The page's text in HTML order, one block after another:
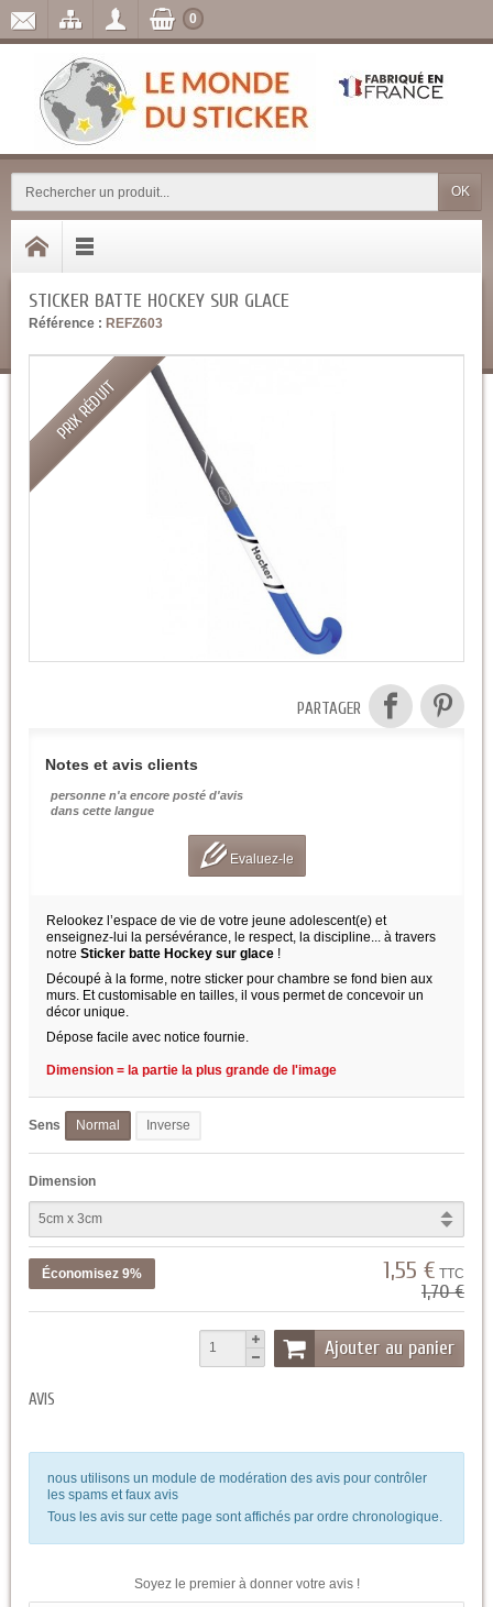
OK
0
STICKER BATTE HOCKEY SUR GLACE
Référence : REFZ603
PRIX RÉDUIT
PARTAGER
Notes et avis clients
personne n'a encore posté d'avis
dans cette langue
Evaluez-le
Relookez l’espace de vie de votre jeune adolescent(e) et
enseignez-lui la persévérance, le respect, la discipline... à travers
notre Sticker batte Hockey sur glace !
Découpé à la forme, notre sticker pour chambre se fond bien aux
murs. Et customisable en tailles, il vous permet de concevoir un
décor unique.
Dépose facile avec notice fournie.
Dimension = la partie la plus grande de l'image
Sens Normal Inverse
Dimension
Économisez 9% 1,55 € TTC
1,70 €
Ajouter au panier
AVIS
nous utilisons un module de modération des avis pour contrôler
les spams et faux avis
Tous les avis sur cette page sont affichés par ordre chronologique.
Soyez le premier à donner votre avis !